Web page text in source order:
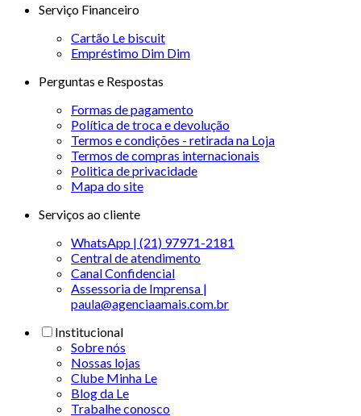
Serviço Financeiro
Cartão Le biscuit
Empréstimo Dim Dim
Perguntas e Respostas
Formas de pagamento
Política de troca e devolução
Termos e condições - retirada na Loja
Termos de compras internacionais
Politica de privacidade
Mapa do site
Serviços ao cliente
WhatsApp | (21) 97971-2181
Central de atendimento
Canal Confidencial
Assessoria de Imprensa |
paula@agenciaamais.com.br
Institucional
Sobre nós
Nossas lojas
Clube Minha Le
Blog da Le
Trabalhe conosco